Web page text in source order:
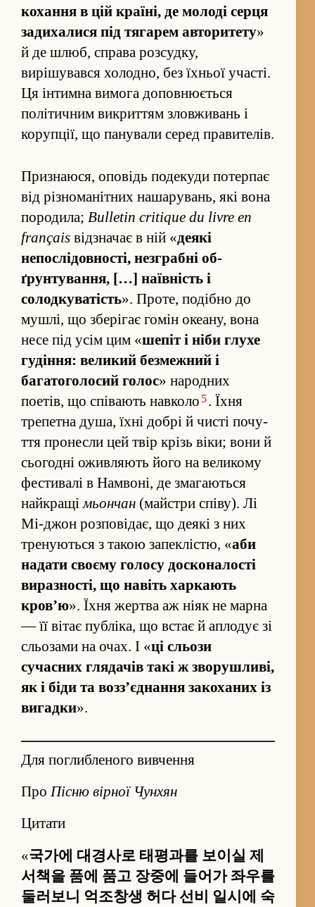
коха­ння в цій країні, де молоді серця
задихалися під тягарем авторитету»
й де шлюб, справа роз­судку,
вирішувався холодно, без їхньої участі.
Ця інтимна вимога доповнюється
політичним викри­т­тям зло­вживань і
корупції, що панували серед правителів.
При­знаюся, оповідь подекуди потерпає
від різноманітних нашарувань, які вона
породила; Bulletin critique du livre en
français від­значає в ній «деякі
непослідовності, незграбні об­
ґрунтува­н­ня, […] наївність і
солодкуватість». Проте, подібно до
мушлі, що зберігає гомін океану, вона
несе під усім цим «шепіт і ніби глухе
гуді­н­ня: великий без­межний і
багатоголосий голос» народних
поетів, що спів­ають навколо 5. Їхня
трепетна душа, їхні добрі й чисті почу­
ття пронесли цей твір крізь віки; вони й
сьогодні оживляють його на великому
фестивалі в Намвоні, де змагаються
найкращімьончан (майстри спів­у). Лі
Мі-джон роз­повід­ає, що деякі з них
тренуються з такою запеклістю, «аби
надати своєму голосу досконалості
виразності, що навіть харкають
кров’ю». Їхня жертва аж ніяк не марна
— її вітає публіка, що встає й аплодує зі
сльозами на очах. І «ці сльози
сучасних глядачів такі ж зворушливі,
як і біди та воз­з’­єд­на­ння закоханих із
вигадки».
Для поглибленого вивчення
Про Пісню вірної Чунхян
Цитати
«국가에 대경사로 태평과를 보이실 제
서책을 품에 품고 장중에 들어가 좌우를
둘러보니 억조창생 허다 선비 일시에 숙